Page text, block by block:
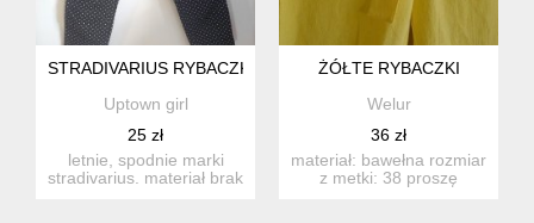
STRADIVARIUS RYBACZKI W GROSZKI
Uptown girl
25 zł
letnie, spodnie marki
stradivarius. materiał brak
ŻÓŁTE RYBACZKI
Welur
36 zł
materiał: bawełna rozmiar
z metki: 38 proszę